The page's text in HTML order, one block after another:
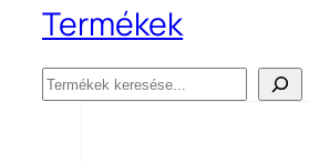
Termékek
Keresés